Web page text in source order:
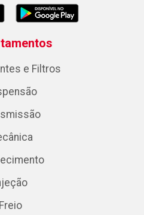
e Filtros
Freio